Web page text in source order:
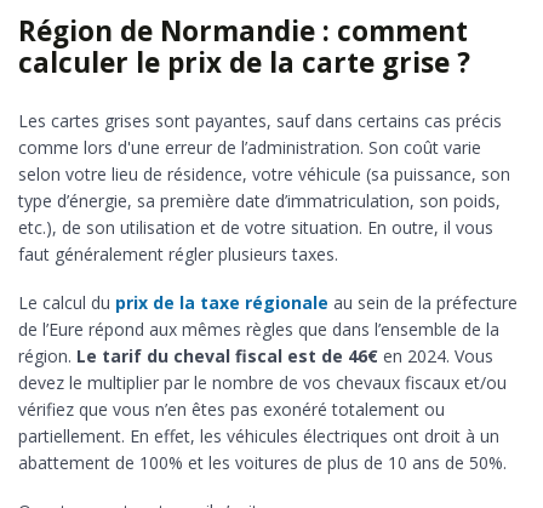
Région de Normandie : comment
calculer le prix de la carte grise ?
Les cartes grises sont payantes, sauf dans certains cas précis
comme lors d'une erreur de l’administration. Son coût varie
selon votre lieu de résidence, votre véhicule (sa puissance, son
type d’énergie, sa première date d’immatriculation, son poids,
etc.), de son utilisation et de votre situation. En outre, il vous
faut généralement régler plusieurs taxes.
Le calcul du prix de la taxe régionale au sein de la préfecture
de l’Eure répond aux mêmes règles que dans l’ensemble de la
région. Le tarif du cheval fiscal est de 46€ en 2024. Vous
devez le multiplier par le nombre de vos chevaux fiscaux et/ou
vérifiez que vous n’en êtes pas exonéré totalement ou
partiellement. En effet, les véhicules électriques ont droit à un
abattement de 100% et les voitures de plus de 10 ans de 50%.